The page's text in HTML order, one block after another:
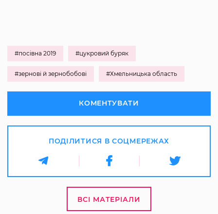
#посівна 2019 #цукровий буряк
#зернові й зернобобові #Хмельницька область
КОМЕНТУВАТИ
ПОДІЛИТИСЯ В СОЦМЕРЕЖАХ
ВСІ МАТЕРІАЛИ